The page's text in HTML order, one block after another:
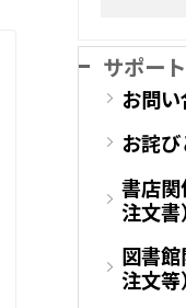
サポート
お問
お詫
書店関
注文書）
図書館
注文等）